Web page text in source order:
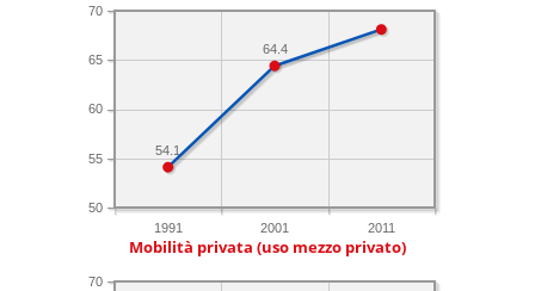
1991 2001 2011
50
55
60
65
70
64.4
54.1
Mobilità privata (uso mezzo privato)
70